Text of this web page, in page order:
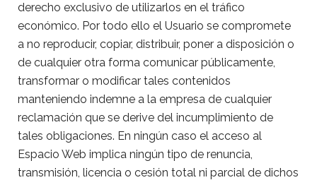
derecho exclusivo de utilizarlos en el tráfico
económico. Por todo ello el Usuario se compromete
a no reproducir, copiar, distribuir, poner a disposición o
de cualquier otra forma comunicar públicamente,
transformar o modificar tales contenidos
manteniendo indemne a la empresa de cualquier
reclamación que se derive del incumplimiento de
tales obligaciones. En ningún caso el acceso al
Espacio Web implica ningún tipo de renuncia,
transmisión, licencia o cesión total ni parcial de dichos